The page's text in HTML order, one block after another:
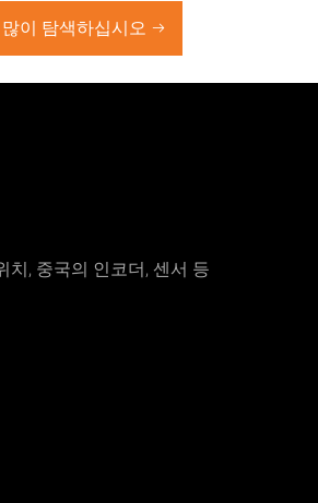
이 탐색하십시오
치, 중국의 인코더, 센서 등